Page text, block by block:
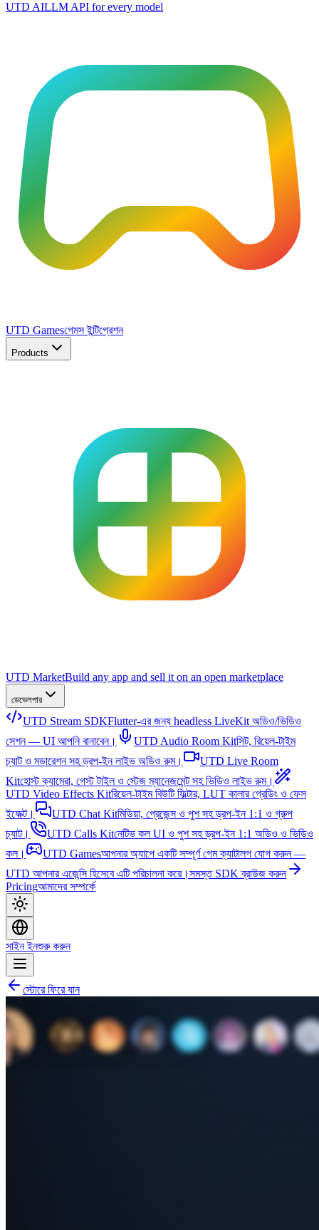
UTD AILLM API for every model
UTD Gamesগেমস ইন্টিগ্রেশন
Products
UTD MarketBuild any app and sell it on an open marketplace
ডেভেলপার
UTD Stream SDKFlutter-এর জন্য headless LiveKit অডিও/ভিডিও
সেশন — UI আপনি বানাবেন।
UTD Audio Room Kitসিট, রিয়েল-টাইম
চ্যাট ও মডারেশন সহ ড্রপ-ইন লাইভ অডিও রুম।
UTD Live Room
Kitহোস্ট ক্যামেরা, গেস্ট টাইল ও স্টেজ ম্যানেজমেন্ট সহ ভিডিও লাইভ রুম।
UTD Video Effects Kitরিয়েল-টাইম বিউটি ফিল্টার, LUT কালার গ্রেডিং ও ফেস
ইফেক্ট।
UTD Chat Kitমিডিয়া, প্রেজেন্স ও পুশ সহ ড্রপ-ইন 1:1 ও গ্রুপ
চ্যাট।
UTD Calls Kitনেটিভ কল UI ও পুশ সহ ড্রপ-ইন 1:1 অডিও ও ভিডিও
কল।
UTD Gamesআপনার অ্যাপে একটি সম্পূর্ণ গেম ক্যাটালগ যোগ করুন —
UTD আপনার এজেন্সি হিসেবে এটি পরিচালনা করে। সমস্ত SDK ব্রাউজ করুন
Pricingআমাদের সম্পর্কে
সাইন ইনশুরু করুন
স্টোরে ফিরে যান